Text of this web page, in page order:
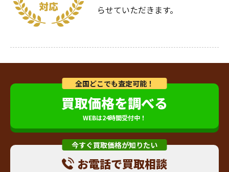
らせていただきます。
全国どこでも査定可能！
買取価格を調べる
WEBは24時間受付中！
今すぐ買取価格が知りたい
お電話で買取相談